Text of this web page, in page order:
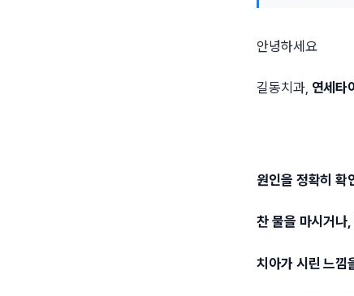
안녕하세요
길동치과, 연세타
원인을 정확히 확
찬 물을 마시거나,
치아가 시린 느낌